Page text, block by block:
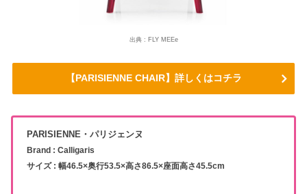
出典 : FLY MEEe
【PARISIENNE CHAIR】詳しくはコチラ
PARISIENNE・パリジェンヌ
Brand : Calligaris
サイズ : 幅46.5×奥行53.5×高さ86.5×座面高さ45.5cm